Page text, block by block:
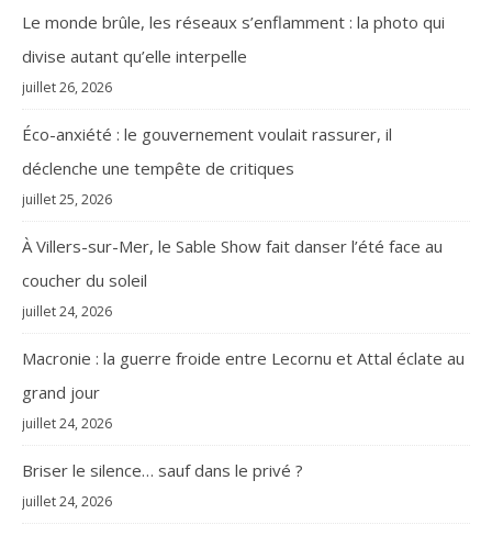
Le monde brûle, les réseaux s’enflamment : la photo qui
divise autant qu’elle interpelle
juillet 26, 2026
Éco-anxiété : le gouvernement voulait rassurer, il
déclenche une tempête de critiques
juillet 25, 2026
À Villers-sur-Mer, le Sable Show fait danser l’été face au
coucher du soleil
juillet 24, 2026
Macronie : la guerre froide entre Lecornu et Attal éclate au
grand jour
juillet 24, 2026
Briser le silence… sauf dans le privé ?
juillet 24, 2026